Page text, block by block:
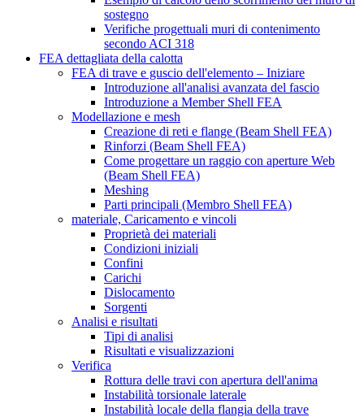
sostegno
Verifiche progettuali muri di contenimento
secondo ACI 318
FEA dettagliata della calotta
FEA di trave e guscio dell'elemento – Iniziare
Introduzione all'analisi avanzata del fascio
Introduzione a Member Shell FEA
Modellazione e mesh
Creazione di reti e flange (Beam Shell FEA)
Rinforzi (Beam Shell FEA)
Come progettare un raggio con aperture Web
(Beam Shell FEA)
Meshing
Parti principali (Membro Shell FEA)
materiale, Caricamento e vincoli
Proprietà dei materiali
Condizioni iniziali
Confini
Carichi
Dislocamento
Sorgenti
Analisi e risultati
Tipi di analisi
Risultati e visualizzazioni
Verifica
Rottura delle travi con apertura dell'anima
Instabilità torsionale laterale
Instabilità locale della flangia della trave